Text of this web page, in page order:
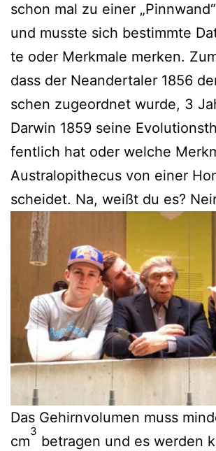
schon mal zu einer
und muss­te sich bestimm­te
te oder Merk­ma­le mer­ken.
dass der Nean­der­ta­ler 1856
schen zuge­ord­net wur­de, 3
Dar­win 1859 sei­ne
fent­lich hat oder wel­che
Aus­tra­lo­pi­the­cus von einer
schei­det. Na, weißt du es?
Das Gehirn­vo­lu­men muss
cm
3
betra­gen und es wer­den